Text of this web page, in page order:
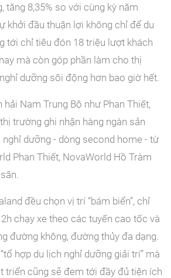
tăng 8,35% so với cùng kỳ năm
khởi đầu thuận lợi không chỉ để du
tới chỉ tiêu đón 18 triệu lượt khách
mà còn góp phần làm cho thị
dưỡng sôi động hơn bao giờ hết.
hải Nam Trung Bộ như Phan Thiết,
trường ghi nhận hàng ngàn sản
dưỡng - dòng second home - từ
Phan Thiết, NovaWorld Hồ Tràm
đều chọn vị trí “bám biển”, chỉ
chạy xe theo các tuyến cao tốc và
đường không, đường thủy đa dạng.
hợp du lịch nghỉ dưỡng giải trí” mà
triển cũng sẽ đem tới đầy đủ tiện ích